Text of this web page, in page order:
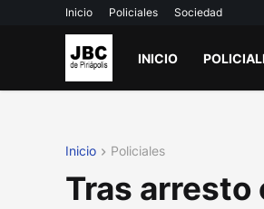
Inicio Policiales Sociedad
INICIO
Inicio Policiales
Tras arresto